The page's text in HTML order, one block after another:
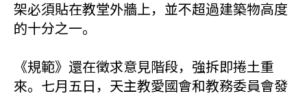
架必須貼在教堂外牆上，並不超過建築物高度
的十分之一。
《規範》還在徵求意見階段，強拆即捲土重
來。七月五日，天主教愛國會和教務委員會發